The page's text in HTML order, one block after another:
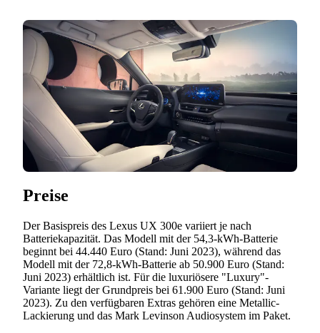
Preise
Der Basispreis des Lexus UX 300e variiert je nach
Batteriekapazität. Das Modell mit der 54,3-kWh-Batterie
beginnt bei 44.440 Euro (Stand: Juni 2023), während das
Modell mit der 72,8-kWh-Batterie ab 50.900 Euro (Stand:
Juni 2023) erhältlich ist. Für die luxuriösere "Luxury"-
Variante liegt der Grundpreis bei 61.900 Euro (Stand: Juni
2023). Zu den verfügbaren Extras gehören eine Metallic-
Lackierung und das Mark Levinson Audiosystem im Paket.